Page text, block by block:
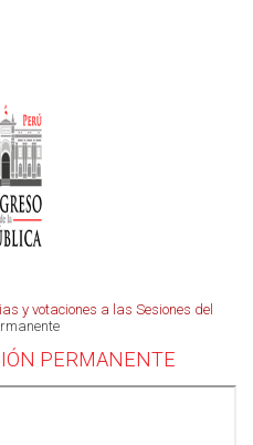
y votaciones a las Sesiones del
PERMANENTE